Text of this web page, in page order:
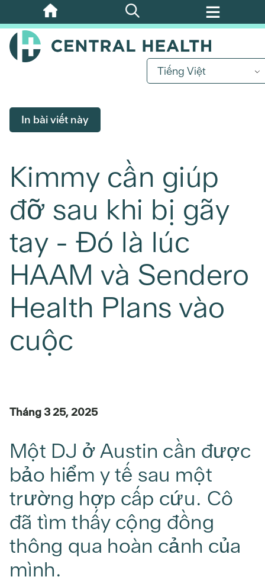
Bỏ
qua
nội
Tiếng Việt
In bài viết này
Kimmy cần giúp
đỡ sau khi bị gãy
tay - Đó là lúc
HAAM và Sendero
Health Plans vào
cuộc
Tháng 3 25, 2025
Một DJ ở Austin cần được
bảo hiểm y tế sau một
trường hợp cấp cứu. Cô
đã tìm thấy cộng đồng
thông qua hoàn cảnh của
mình.